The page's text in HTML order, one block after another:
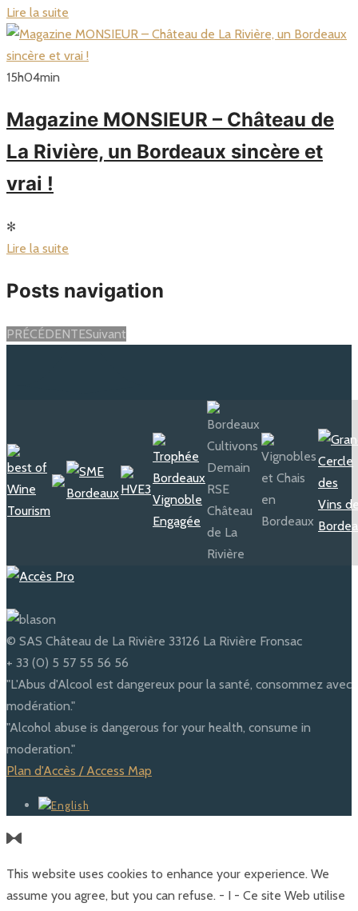
Lire la suite
15h04min
Magazine MONSIEUR – Château de
La Rivière, un Bordeaux sincère et
vrai !
✻
Lire la suite
Posts navigation
PRÉCÉDENTESuivant
© SAS Château de La Rivière 33126 La Rivière Fronsac
+ 33 (0) 5 57 55 56 56
"L'Abus d'Alcool est dangereux pour la santé, consommez avec
modération."
"Alcohol abuse is dangerous for your health, consume in
moderation."
Plan d'Accès / Access Map
This website uses cookies to enhance your experience. We
assume you agree, but you can refuse. - I - Ce site Web utilise